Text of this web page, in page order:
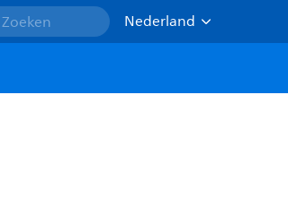
Zoeken
Nederland